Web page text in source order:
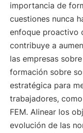
importancia de
cuestiones nunca
enfoque proactivo
contribuye a
las empresas
formación sobre
estratégica para
trabajadores,
FEM. Alinear los
evolución de las